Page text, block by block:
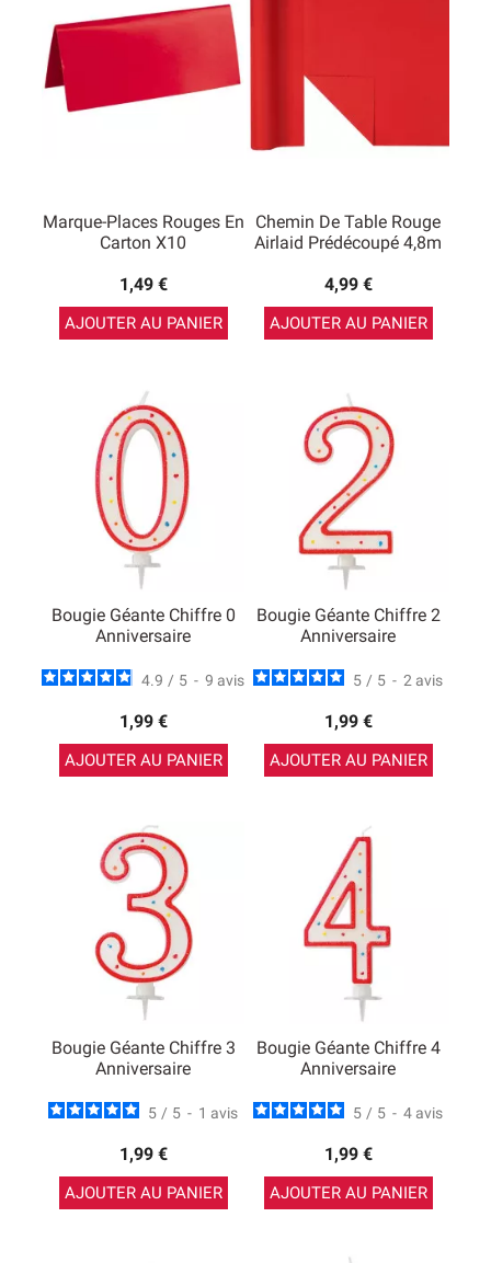
Marque-Places Rouges En
Carton X10
1,49 €
AJOUTER AU PANIER
Chemin De Table Rouge
Airlaid Prédécoupé 4,8m
4,99 €
AJOUTER AU PANIER
Bougie Géante Chiffre 0
Anniversaire
4.9 / 5 - 9 avis
1,99 €
AJOUTER AU PANIER
Bougie Géante Chiffre 2
Anniversaire
5 / 5 - 2 avis
1,99 €
AJOUTER AU PANIER
Bougie Géante Chiffre 3
Anniversaire
5 / 5 - 1 avis
1,99 €
AJOUTER AU PANIER
Bougie Géante Chiffre 4
Anniversaire
5 / 5 - 4 avis
1,99 €
AJOUTER AU PANIER